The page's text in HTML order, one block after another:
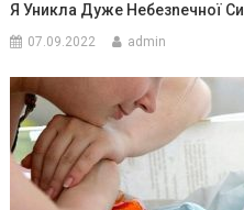
Я Уникла Дуже Небезnечної
07.09.2022 admin